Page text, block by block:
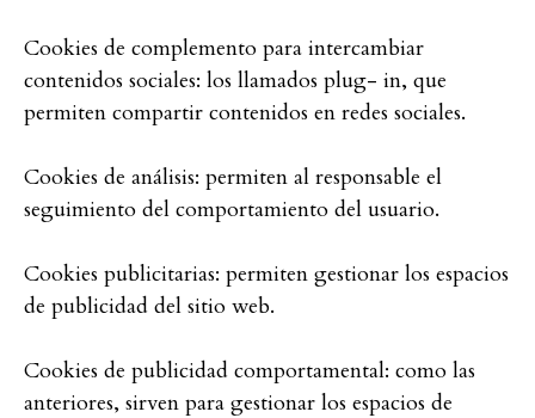
Cookies de complemento para intercambiar
contenidos sociales: los llamados plug- in, que
permiten compartir contenidos en redes sociales.
Cookies de análisis: permiten al responsable el
seguimiento del comportamiento del usuario.
Cookies publicitarias: permiten gestionar los espacios
de publicidad del sitio web.
Cookies de publicidad comportamental: como las
anteriores, sirven para gestionar los espacios de